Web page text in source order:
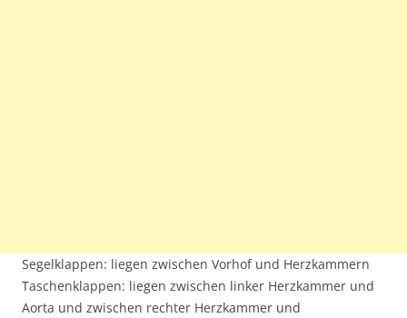
Segelklappen: liegen zwischen Vorhof und Herzkammern
Taschenklappen: liegen zwischen linker Herzkammer und
Aorta und zwischen rechter Herzkammer und